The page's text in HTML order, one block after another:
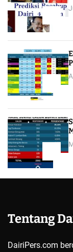
Tentang
DairiPers.com